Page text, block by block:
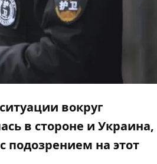
вокруг
в стороне и Украина,
подозрением на этот